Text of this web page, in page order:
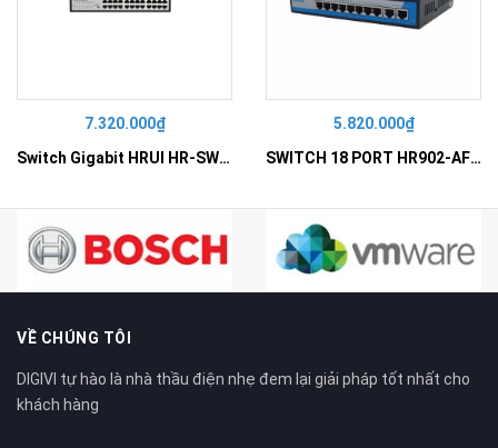
7.320.000₫
Switch Gigabit HRUI HR-SWG10240D
5.820.000₫
SWITCH 18 PORT HR902-AF162G-300 – Switch PoE 16 Cổng
VỀ CHÚNG TÔI
DIGIVI tự hào là nhà thầu điện nhẹ đem lại giải pháp tốt nhất cho
khách hàng